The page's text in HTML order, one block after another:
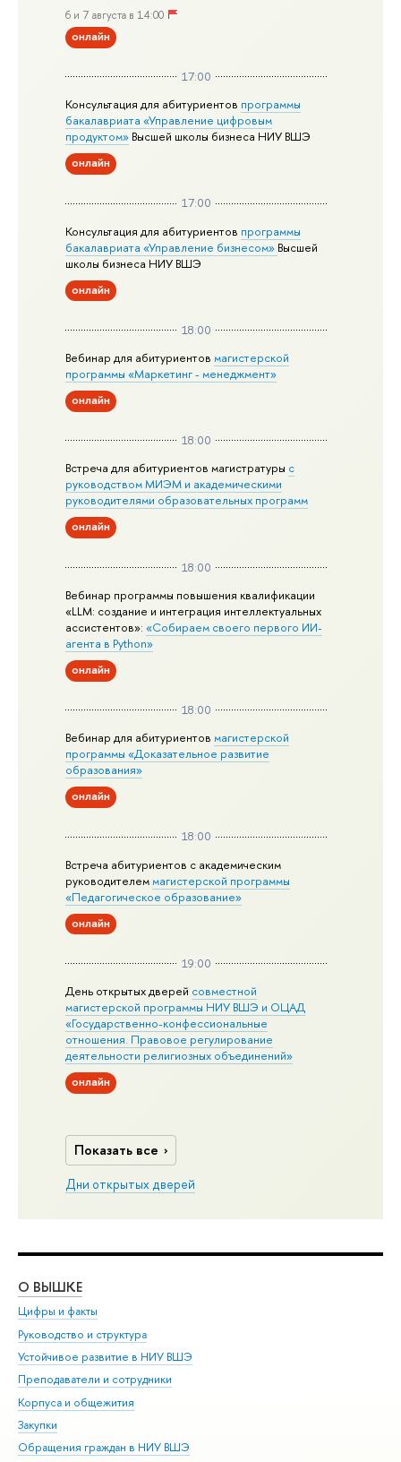
6 и 7 августа в 14:00
онлайн
17:00
Консультация для абитуриентов программы
бакалавриата «Управление цифровым
продуктом» Высшей школы бизнеса НИУ ВШЭ
онлайн
17:00
Консультация для абитуриентов программы
бакалавриата «Управление бизнесом» Высшей
школы бизнеса НИУ ВШЭ
онлайн
18:00
Вебинар для абитуриентовмагистерской
программы «Маркетинг - менеджмент»
онлайн
18:00
Встреча для абитуриентов магистратуры с
руководством МИЭМ и академическими
руководителями образовательных программ
онлайн
18:00
Вебинар программы повышения квалификации
«LLM: создание и интеграция интеллектуальных
ассистентов»:«Собираем своего первого ИИ-
агента в Python»
онлайн
18:00
Вебинар для абитуриентовмагистерской
программы «Доказательное развитие
образования»
онлайн
18:00
Встреча абитуриентов с академическим
руководителем магистерской программы
«Педагогическое образование»
онлайн
19:00
День открытых дверей совместной
магистерской программы НИУ ВШЭ и ОЦАД
«Государственно-конфессиональные
отношения. Правовое регулирование
деятельности религиозных объединений»
онлайн
Показать все
Дни открытых дверей
О ВЫШКЕ
Цифры и факты
Руководство и структура
Устойчивое развитие в НИУ ВШЭ
Преподаватели и сотрудники
Корпуса и общежития
Закупки
Обращения граждан в НИУ ВШЭ